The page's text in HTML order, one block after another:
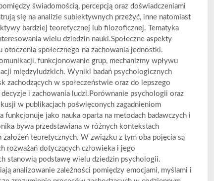
świadomością, percepcją oraz doświadczeniami
się na analizie subiektywnych przeżyć, inne natomiast
bardziej teoretycznej lub filozoficznej. Tematyka
wielu dziedzin nauki.Społeczne aspekty
społecznego na zachowania jednostki.
funkcjonowanie grup, mechanizmy wpływu
międzyludzkich. Wyniki badań psychologicznych
zachodzących w społeczeństwie oraz do lepszego
i zachowania ludzi.Porównanie psychologii oraz
w publikacjach poświęconych zagadnieniom
funkcjonuje jako nauka oparta na metodach badawczych i
bywa przedstawiana w różnych kontekstach
teoretycznych. W związku z tym oba pojęcia są
rozważań dotyczących człowieka i jego
stanowią podstawę wielu dziedzin psychologii.
analizowanie zależności pomiędzy emocjami, myślami i